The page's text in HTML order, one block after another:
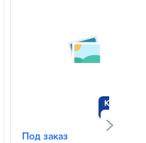
Под заказ